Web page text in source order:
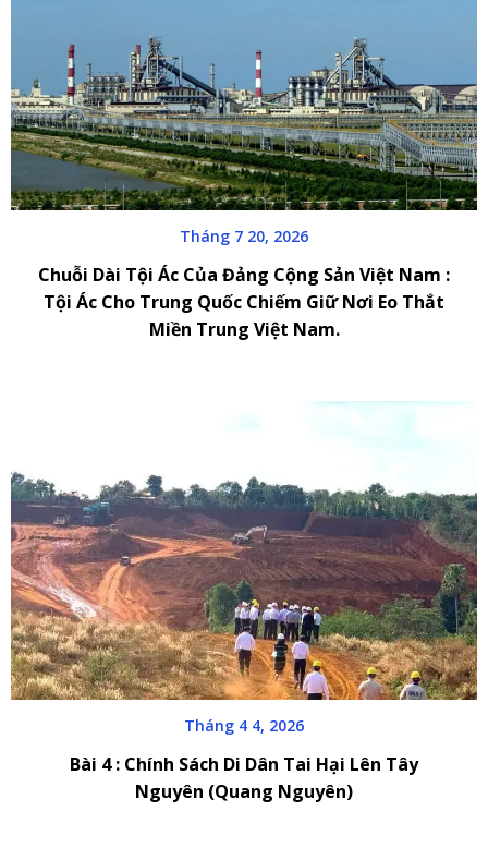
Tháng 7 20, 2026
Chuỗi Dài Tội Ác Của Đảng Cộng Sản Việt Nam :
Tội Ác Cho Trung Quốc Chiếm Giữ Nơi Eo Thắt
Miền Trung Việt Nam.
Tháng 4 4, 2026
Bài 4 : Chính Sách Di Dân Tai Hại Lên Tây
Nguyên (Quang Nguyên)